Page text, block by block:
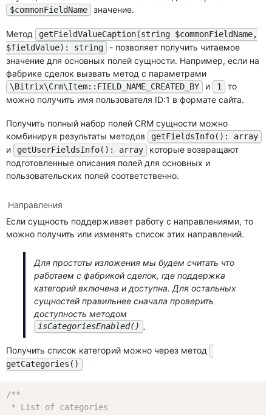
$commonFieldName значение.
Метод
getFieldValueCaption(string $commonFieldName,
$fieldValue): string
- позволяет получить читаемое
значение для основных полей сущности. Например, если на
фабрике сделок вызвать метод с параметрами
\Bitrix\Crm\Item::FIELD_NAME_CREATED_BY и 1
то
можно получить имя пользователя ID:1 в формате сайта.
Получить полный набор полей CRM сущности можно
комбинируя результаты методов
getFieldsInfo(): array
и getUserFieldsInfo(): array
которые возвращают
подготовленные описания полей для основных и
пользовательских полей соответственно.
Направления
Если сущность поддерживает работу с направлениями, то
можно получить или изменять список этих направлений.
Для простоты изложения мы будем считать что
работаем с фабрикой сделок, где поддержка
категорий включена и доступна. Для остальных
сущностей правильнее сначала проверить
доступность методом
isCategoriesEnabled() .
Получить список категорий можно через метод
getCategories()
/**
* List of categories